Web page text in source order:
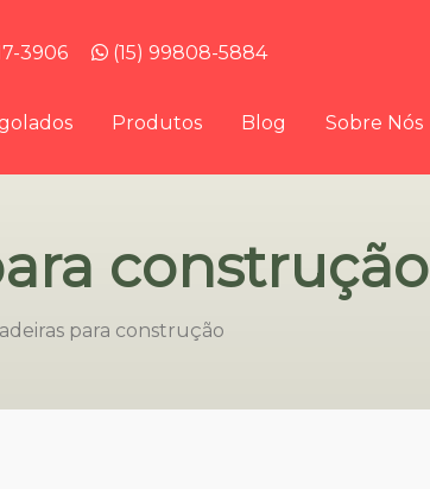
3906 (15) 99808-5884
Produtos Blog Sobre Nós
construção
para construção